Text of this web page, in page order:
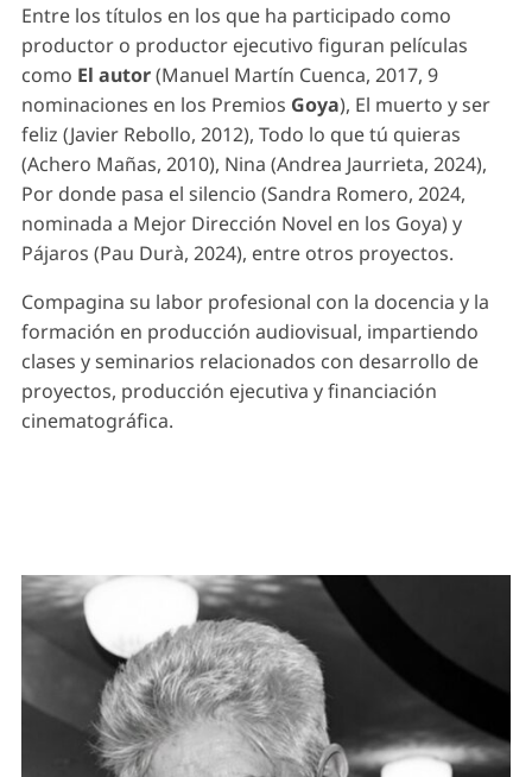
Entre los títulos en los que ha participado como
productor o productor ejecutivo figuran películas
como El autor(Manuel Martín Cuenca, 2017, 9
nominaciones en los Premios Goya), El muerto y ser
feliz (Javier Rebollo, 2012), Todo lo que tú quieras
(Achero Mañas, 2010), Nina (Andrea Jaurrieta, 2024),
Por donde pasa el silencio (Sandra Romero, 2024,
nominada a Mejor Dirección Novel en los Goya) y
Pájaros (Pau Durà, 2024), entre otros proyectos.
Compagina su labor profesional con la docencia y la
formación en producción audiovisual, impartiendo
clases y seminarios relacionados con desarrollo de
proyectos, producción ejecutiva y financiación
cinematográfica.